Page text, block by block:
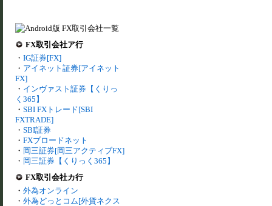
FX取引会社ア行
・ IG証券[FX]
・ アイネット証券[アイネット
FX]
・ インヴァスト証券【くりっ
く365】
・ SBI FXトレード[SBI
FXTRADE]
・ SBI証券
・ FXブロードネット
・ 岡三証券[岡三アクティブFX]
・ 岡三証券【くりっく365】
FX取引会社カ行
・ 外為オンライン
・ 外為どっとコム[外貨ネクス